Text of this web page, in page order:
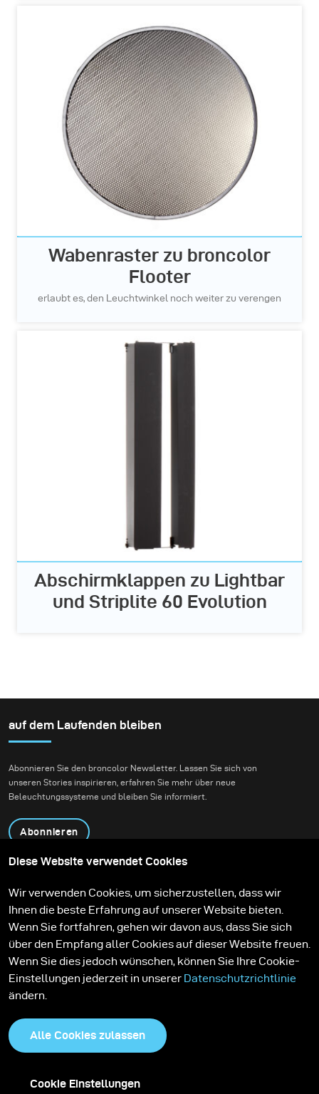
Wabenraster zu broncolor
Flooter
erlaubt es, den Leuchtwinkel noch weiter zu verengen
Abschirmklappen zu Lightbar
und Striplite 60 Evolution
auf dem Laufenden bleiben
Abonnieren Sie den broncolor Newsletter. Lassen Sie sich von
unseren Stories inspirieren, erfahren Sie mehr über neue
Beleuchtungssysteme und bleiben Sie informiert.
Abonnieren
Kontakt
Technologien
Contribute to our blog
Lernen
Support
Karriere
Media Center
Diese Website verwendet Cookies
Wir verwenden Cookies, um sicherzustellen, dass wir
Ihnen die beste Erfahrung auf unserer Website bieten.
Wenn Sie fortfahren, gehen wir davon aus, dass Sie sich
über den Empfang aller Cookies auf dieser Website freuen.
Wenn Sie dies jedoch wünschen, können Sie Ihre Cookie-
Einstellungen jederzeit in unserer Datenschutzrichtlinie
ändern.
Alle Cookies zulassen
Cookie Einstellungen